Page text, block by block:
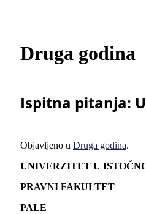
Druga godina
Ispitnа pitаnjа:
Objavljeno u Druga godina.
UNIVERZITET U
PRAVNI FAKULTET
PALE